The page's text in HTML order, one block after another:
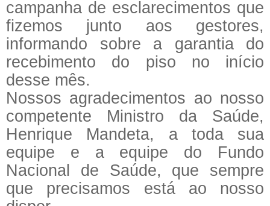
campanha de esclarecimentos que
fizemos junto aos gestores,
informando sobre a garantia do
recebimento do piso no início
desse mês.
Nossos agradecimentos ao nosso
competente Ministro da Saúde,
Henrique Mandeta, a toda sua
equipe e a equipe do Fundo
Nacional de Saúde, que sempre
que precisamos está ao nosso